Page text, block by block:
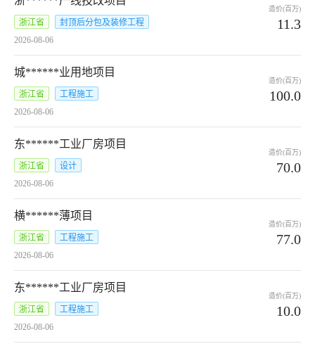
浙江省
封顶后分包及装修工程
2026-08-06
造价(百万)
11.3
城******业用地项目
浙江省
工程施工
2026-08-06
造价(百万)
100.0
东******工业厂房项目
浙江省
设计
2026-08-06
造价(百万)
70.0
横******薄项目
浙江省
工程施工
2026-08-06
造价(百万)
77.0
东******工业厂房项目
浙江省
工程施工
2026-08-06
造价(百万)
10.0